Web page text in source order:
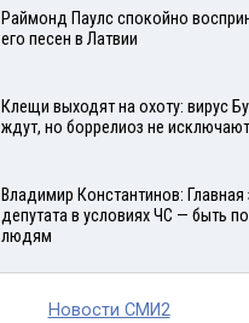
Раймонд Паулс спокойно
его песен в Латвии
Клещи выходят на охоту: вирус
ждут, но боррелиоз не исключают
Владимир Константинов: Главная
депутата в условиях ЧС — быть
людям
Новости СМИ2